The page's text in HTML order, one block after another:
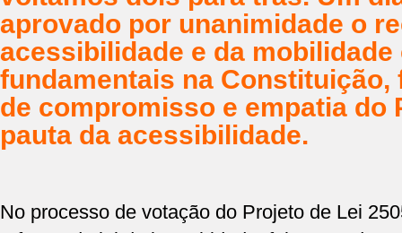
aprovado por unanimidade o
acessibilidade e da
fundamentais na Constituição,
de compromisso e empatia do
pauta da acessibilidade.
No processo de votação do Projeto de Lei